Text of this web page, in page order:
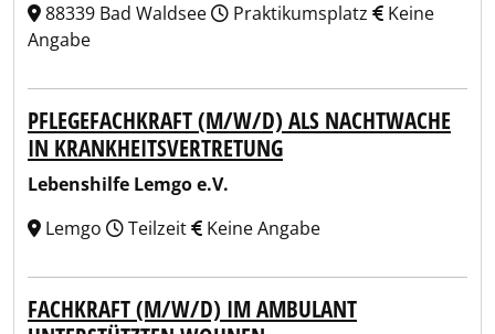
88339 Bad Waldsee
Praktikumsplatz
Keine
Angabe
PFLEGEFACHKRAFT (M/W/D) ALS NACHTWACHE
IN KRANKHEITSVERTRETUNG
Lebenshilfe Lemgo e.V.
Lemgo
Teilzeit Keine Angabe
FACHKRAFT (M/W/D) IM AMBULANT